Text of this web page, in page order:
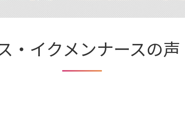
・イクメンナースの声